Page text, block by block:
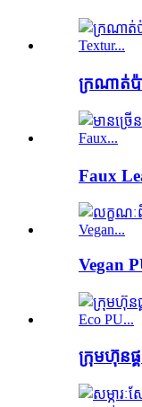
ក្រណាត់ប៉
Faux
Vegan
ក្រុមហ៊ុនផ្